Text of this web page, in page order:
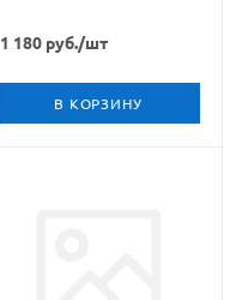
1 180руб./шт
В КОРЗИНУ